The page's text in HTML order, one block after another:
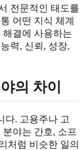
전문적인 태도를
어떤 지식 체계
결에 사용하는
력, 신뢰, 성장,
의 차이
다. 고용주나 고
야는 간호, 소프
처럼 비슷한 일의